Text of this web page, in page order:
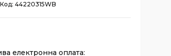
Код: 44220315WB